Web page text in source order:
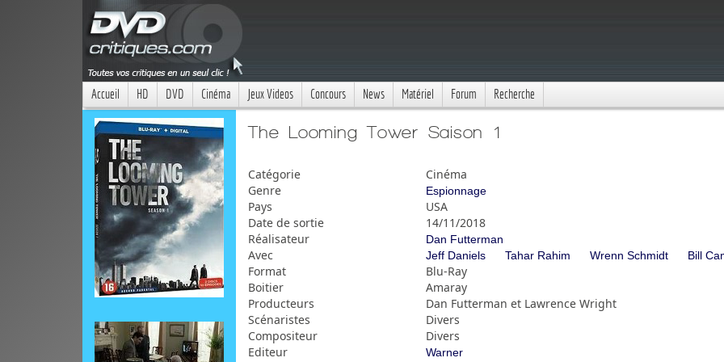
Accueil HD DVD Cinéma Jeux Videos Concours News Matériel Forum Recherche
The Looming Tower Saison 1
Catégorie
Cinéma
Genre
Espionnage
Pays
USA
Date de sortie
14/11/2018
Réalisateur
Dan Futterman
Avec Jeff Daniels Tahar Rahim Wrenn Schmidt Bill
Format
Blu-Ray
Boitier
Amaray
Producteurs
Dan Futterman et Lawrence Wright
Scénaristes
Divers
Compositeur
Divers
Editeur
Warner